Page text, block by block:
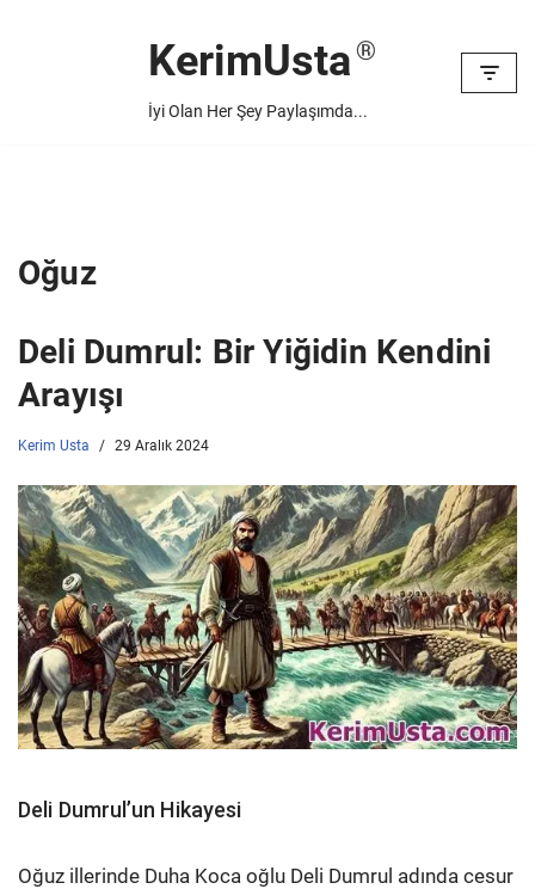
KerimUsta
İyi Olan Her Şey Paylaşımda...
Oğuz
Deli Dumrul: Bir Yiğidin Kendini
Arayışı
Kerim Usta 29 Aralık 2024
Deli Dumrul’un Hikayesi
Oğuz illerinde Duha Koca oğlu Deli Dumrul adında cesur